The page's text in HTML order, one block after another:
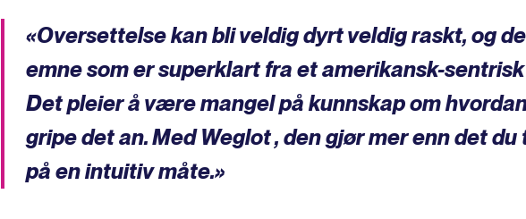
«Oversettelse kan bli veldig dyrt veldig raskt, og
emne som er superklart fra et amerikansk-
Det pleier å være mangel på kunnskap om
gripe det an. Med Weglot , den gjør mer enn det du
på en intuitiv måte.»